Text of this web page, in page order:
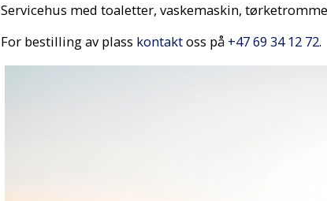
Servicehus med toaletter, vaskemaskin,
For bestilling av plass kontaktoss på +47 69 34 12 72.